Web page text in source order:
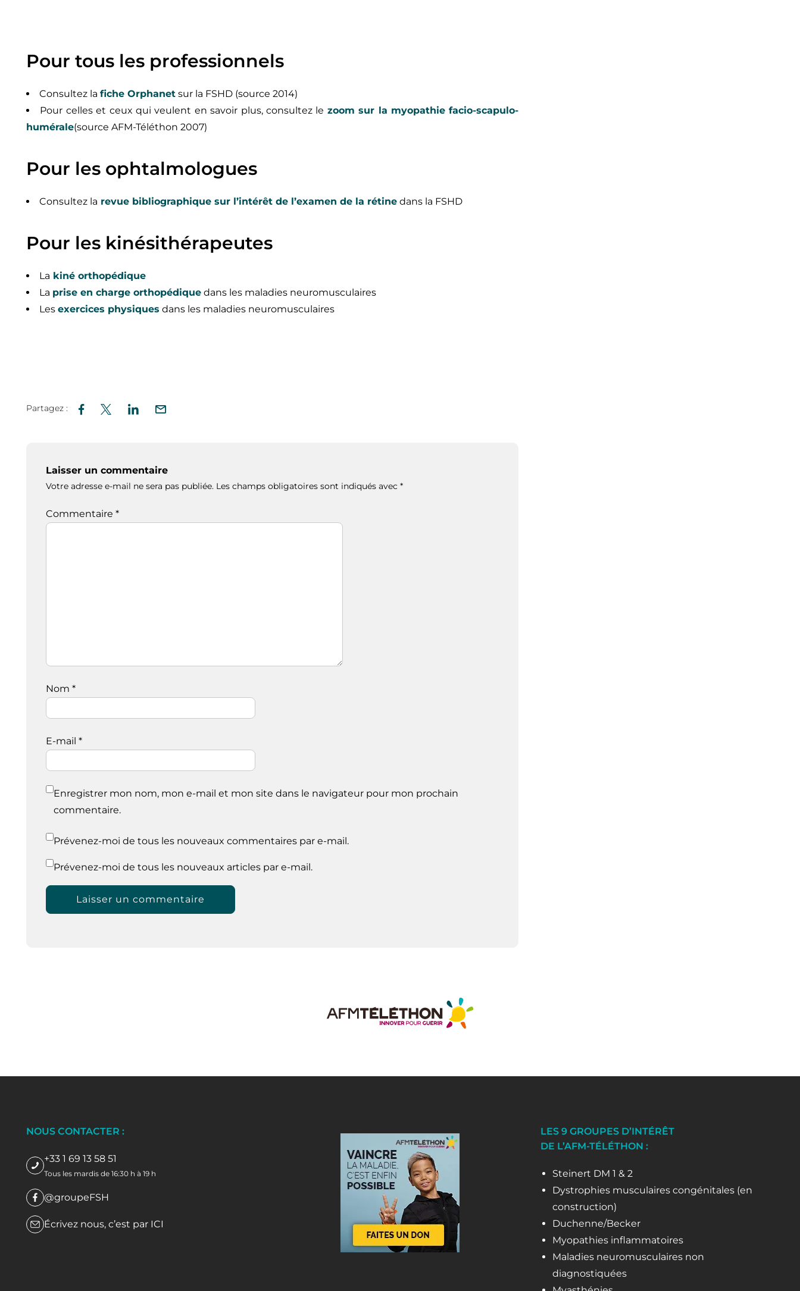
Pour tous les professionnels
Consultez la fiche Orphanet sur la FSHD (source 2014)
Pour celles et ceux qui veulent en savoir plus, consultez le zoom sur la myopathie facio-scapulo-
humérale(source AFM-Téléthon 2007)
Pour les ophtalmologues
Consultez la revue bibliographique sur l’intérêt de l’examen de la rétine dans la FSHD
Pour les kinésithérapeutes
La kiné orthopédique
La prise en charge orthopédique dans les maladies neuromusculaires
Les exercices physiques dans les maladies neuromusculaires
Partagez :
Laisser un commentaire
Votre adresse e-mail ne sera pas publiée. Les champs obligatoires sont indiqués avec *
Commentaire *
Nom *
E-mail *
Enregistrer mon nom, mon e-mail et mon site dans le navigateur pour mon prochain
commentaire.
Prévenez-moi de tous les nouveaux commentaires par e-mail.
Prévenez-moi de tous les nouveaux articles par e-mail.
NOUS CONTACTER :
+33 1 69 13 58 51
Tous les mardis de 16:30 h à 19 h
@groupeFSH
Écrivez nous, c’est par ICI
LES 9 GROUPES D’INTÉRÊT
DE L’AFM-TÉLÉTHON :
Steinert DM 1 & 2
Dystrophies musculaires congénitales (en
construction)
Duchenne/Becker
Myopathies inflammatoires
Maladies neuromusculaires non
diagnostiquées